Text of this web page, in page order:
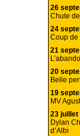
26
Chute
24
Coup de
21
20
Belle
19
MV
23 juillet
Dylan
d’Albi